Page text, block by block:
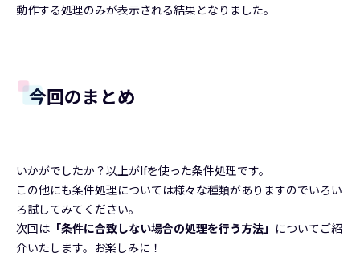
動作する処理のみが表示される結果となりました。
今回のまとめ
いかがでしたか？以上がIfを使った条件処理です。
この他にも条件処理については様々な種類がありますのでいろい
ろ試してみてください。
次回は 「条件に合致しない場合の処理を行う方法」 についてご紹
介いたします。お楽しみに！